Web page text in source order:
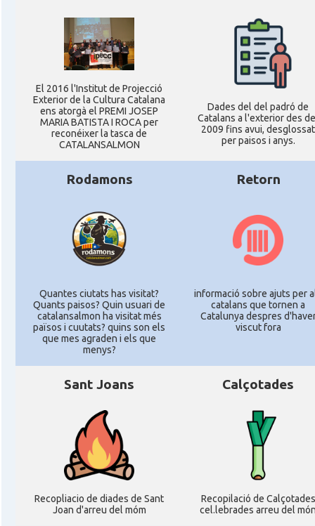
El 2016 l'Institut de Projecció
Exterior de la Cultura Catalana
ens atorgà el PREMI JOSEP
MARIA BATISTA I ROCA per
reconéixer la tasca de
CATALANSALMON
Dades del del padró de
Catalans a l'exterior des
2009 fins avui, desglossat
per paisos i anys.
Rodamons
Quantes ciutats has visitat?
Quants paisos? Quin usuari de
catalansalmon ha visitat més
països i cuutats? quins son els
que mes agraden i els que
menys?
Retorn
informació sobre ajuts per
catalans que tornen a
Catalunya despres
viscut fora
Sant Joans
Recopliacio de diades de Sant
Joan d'arreu del móm
Calçotades
Recopilació de Calçotades
cel.lebrades arreu del